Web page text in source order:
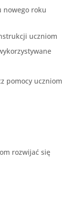
nowego roku
uczniom
pomocy uczniom
rozwijać się